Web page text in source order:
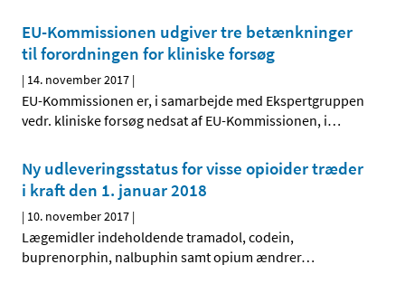
EU-Kommissionen udgiver tre betænkninger
til forordningen for kliniske forsøg
| 14. november 2017 |
EU-Kommissionen er, i samarbejde med Ekspertgruppen
vedr. kliniske forsøg nedsat af EU-Kommissionen, i…
Ny udleveringsstatus for visse opioider træder
i kraft den 1. januar 2018
| 10. november 2017 |
Lægemidler indeholdende tramadol, codein,
buprenorphin, nalbuphin samt opium ændrer…